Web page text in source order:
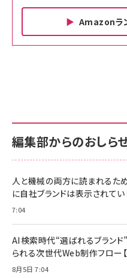
Amazonラ
￥880
スペシャルエ
BTS]
anan(アン
年後半、あ
サポート正
NIMASO ガ
すい ガイド
2枚セット
￥1,599
【New】
レイヤー
￥6,980
サポート正
Amazon e
￥5,000
ケーブル
17 / 16 / 15
Pro/Air 各種
￥1,890
編集部からのおしら
人と機械の両方に読まれるた
に自社ブランドは表示されて
7:04
AI検索時代“選ばれるブラン
られる次世代Web制作フロー
8月5日 7:04